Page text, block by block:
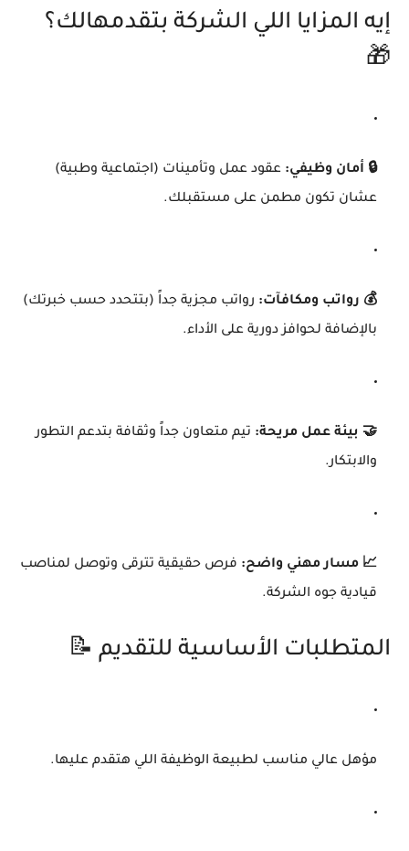
إيه المزايا اللي الشركة بتقدمهالك؟
🎁
🔒 أمان وظيفي: عقود عمل وتأمينات (اجتماعية وطبية)
عشان تكون مطمن على مستقبلك.
💰 رواتب ومكافآت: رواتب مجزية جداً (بتتحدد حسب خبرتك)
بالإضافة لحوافز دورية على الأداء.
🤝 بيئة عمل مريحة: تيم متعاون جداً وثقافة بتدعم التطور
والابتكار.
📈 مسار مهني واضح: فرص حقيقية تترقى وتوصل لمناصب
قيادية جوه الشركة.
المتطلبات الأساسية للتقديم 📝
مؤهل عالي مناسب لطبيعة الوظيفة اللي هتقدم عليها.